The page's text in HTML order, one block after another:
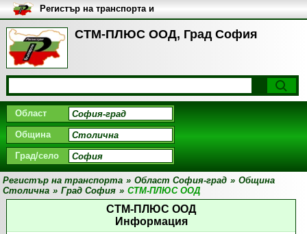
СТМ-ПЛЮС ООД, Град София
Регистър на транспорта и
транспортните фирми в
България
Област
Община
Град/село
Регистър на транспорта » Област София-град » Община
Столична » Град София » СТМ-ПЛЮС ООД
СТМ-ПЛЮС ООД
Информация